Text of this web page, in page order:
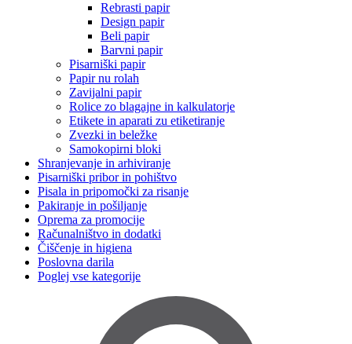
Rebrasti papir
Design papir
Beli papir
Barvni papir
Pisarniški papir
Papir nu rolah
Zavijalni papir
Rolice zo blagajne in kalkulatorje
Etikete in aparati zu etiketiranje
Zvezki in beležke
Samokopirni bloki
Shranjevanje in arhiviranje
Pisarniški pribor in pohištvo
Pisala in pripomočki za risanje
Pakiranje in pošiljanje
Oprema za promocije
Računalništvo in dodatki
Čiščenje in higiena
Poslovna darila
Poglej vse kategorije